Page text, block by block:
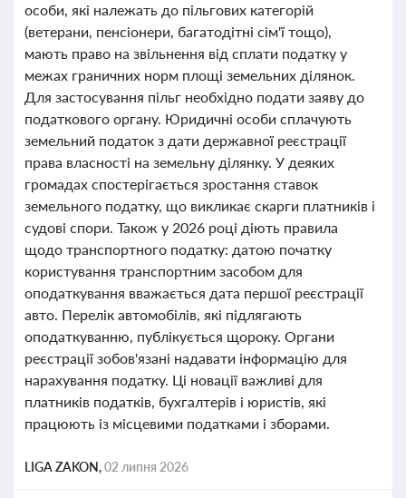
особи, які належать до пільгових категорій
(ветерани, пенсіонери, багатодітні сім'ї тощо),
мають право на звільнення від сплати податку у
межах граничних норм площі земельних ділянок.
Для застосування пільг необхідно подати заяву до
податкового органу. Юридичні особи сплачують
земельний податок з дати державної реєстрації
права власності на земельну ділянку. У деяких
громадах спостерігається зростання ставок
земельного податку, що викликає скарги платників і
судові спори. Також у 2026 році діють правила
щодо транспортного податку: датою початку
користування транспортним засобом для
оподаткування вважається дата першої реєстрації
авто. Перелік автомобілів, які підлягають
оподаткуванню, публікується щороку. Органи
реєстрації зобов'язані надавати інформацію для
нарахування податку. Ці новації важливі для
платників податків, бухгалтерів і юристів, які
працюють із місцевими податками і зборами.
LIGA ZAKON,02 липня 2026